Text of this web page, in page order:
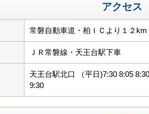
アクセス
常磐自動車道・柏ＩＣより１２km
ＪＲ常磐線・天王台駅下車
天王台駅北口 （平日)7:30 8:05
9:30